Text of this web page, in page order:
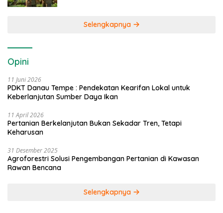
Selengkapnya
Opini
11 Juni 2026
PDKT Danau Tempe : Pendekatan Kearifan Lokal untuk
Keberlanjutan Sumber Daya Ikan
11 April 2026
Pertanian Berkelanjutan Bukan Sekadar Tren, Tetapi
Keharusan
31 Desember 2025
Agroforestri Solusi Pengembangan Pertanian di Kawasan
Rawan Bencana
Selengkapnya